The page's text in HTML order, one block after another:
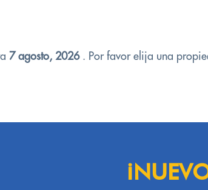
7 agosto, 2026. Por favor elija una